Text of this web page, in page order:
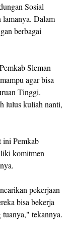
Sosial
lamanya. Dalam
berbagai
Sleman
agar bisa
Tinggi.
lulus kuliah nanti,
ini Pemkab
komitmen
pekerjaan
bisa bekerja
tekannya.